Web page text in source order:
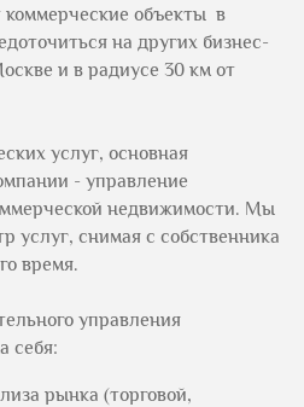
объекты в
на других бизнес-
и в радиусе 30 км от
услуг, основная
- управление
недвижимости. Мы
услуг, снимая с собственника
время.
управления
себя:
рынка (торговой,